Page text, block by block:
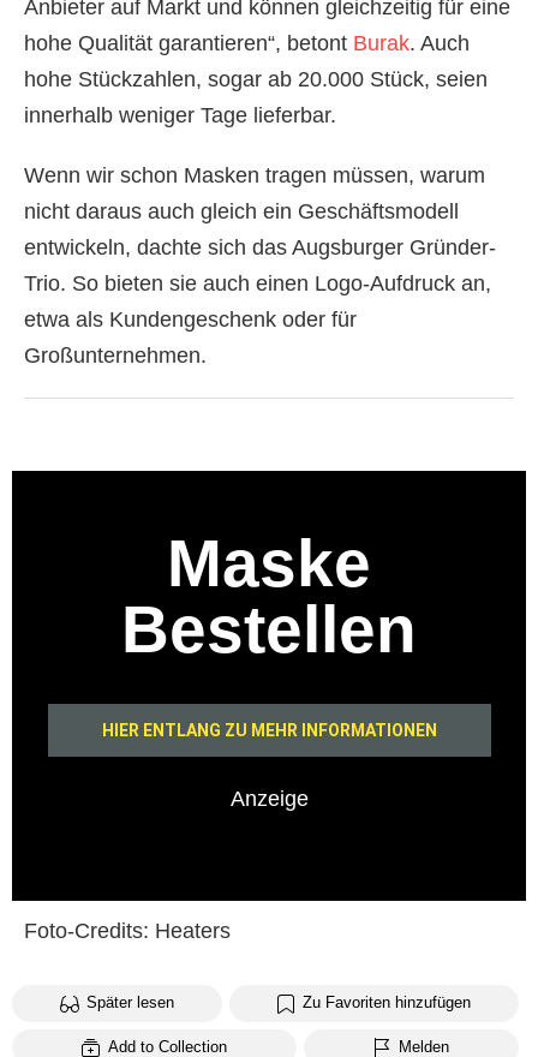
Anbieter auf Markt und können gleichzeitig für eine
hohe Qualität garantieren“, betont Burak. Auch
hohe Stückzahlen, sogar ab 20.000 Stück, seien
innerhalb weniger Tage lieferbar.
Wenn wir schon Masken tragen müssen, warum
nicht daraus auch gleich ein Geschäftsmodell
entwickeln, dachte sich das Augsburger Gründer-
Trio. So bieten sie auch einen Logo-Aufdruck an,
etwa als Kundengeschenk oder für
Großunternehmen.
Maske
Bestellen
HIER ENTLANG ZU MEHR INFORMATIONEN
Anzeige
Foto-Credits: Heaters
Später lesen Zu Favoriten hinzufügen
Add to Collection Melden